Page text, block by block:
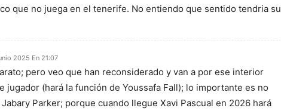
que no juega en el tenerife. No entiendo que sentido tendria su
2025 En 21:07
pero veo que han reconsiderado y van a por ese interior
jugador (hará la función de Youssafa Fall); lo importante es no
Parker; porque cuando llegue Xavi Pascual en 2026 hará